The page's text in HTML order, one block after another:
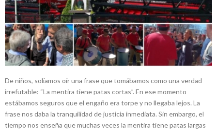
De niños, solíamos oír una frase que tomábamos como una verdad
irrefutable: “La mentira tiene patas cortas”. En ese momento
estábamos seguros que el engaño era torpe y no llegaba lejos. La
frase nos daba la tranquilidad de justicia inmediata. Sin embargo, el
tiempo nos enseña que muchas veces la mentira tiene patas largas